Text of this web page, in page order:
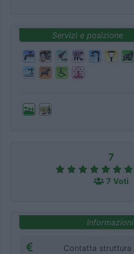
Servizi e posizione
7
7 Voti
Informazioni
Contatta struttura